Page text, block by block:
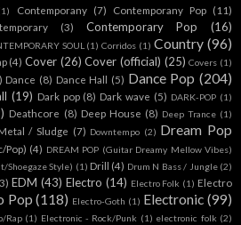
Contemporany (7) Contemporany Pop (11)
(3) Contemporary Pop
(16)
SOUL (1) Corridos (1) Country (96)
(4) Cover (26) Cover (official) (25) Covers (1)
Dance (8) Dance Hall (5) Dance Pop (204)
(19) Dark pop (8) Dark wave (5) DARK-POP (1)
Deathcore (8) Deep House (8) Deep Trance (1)
/ Sludge (7) Downtempo (2) Dream Pop
Pop) (4) DREAM POP (Guitar Dreamy Mellow Vibes)
Shoegaze Style) (1) Drill (4) Drum N Bass / Jungle (2)
EDM (43) Electro (14) Electro Folk (1) Electro
Pop (118) Electro-Goth (1) Electronic (99)
Rap (1) Electronic - Rock/Punk (1) electronic folk (2)